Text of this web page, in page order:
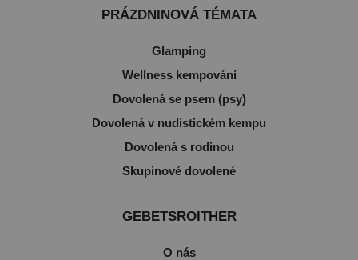
PRÁZDNINOVÁ TÉMATA
Glamping
Wellness kempování
Dovolená se psem (psy)
Dovolená v nudistickém kempu
Dovolená s rodinou
Skupinové dovolené
GEBETSROITHER
O nás